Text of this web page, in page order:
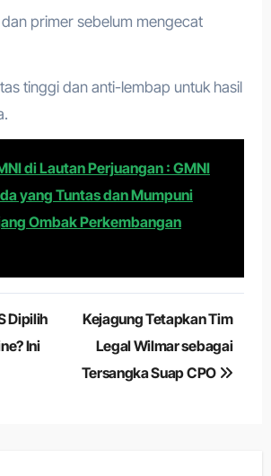
primer sebelum mengecat
tinggi dan anti-lembap untuk hasil
di Lautan Perjuangan : GMNI
yang Tuntas dan Mumpuni
Ombak Perkembangan
Dipilih
Ini
Kejagung Tetapkan Tim
Legal Wilmar sebagai
Tersangka Suap CPO